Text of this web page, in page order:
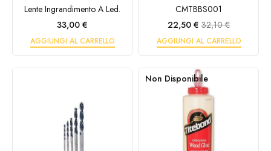
Lente Ingrandimento A Led.
Prezzo
33,00 €
AGGIUNGI AL CARRELLO
CMTBBS001
Prezzo
22,50 € Prezzo
base
32,10 €
AGGIUNGI AL CARRELLO
Non Disponibile